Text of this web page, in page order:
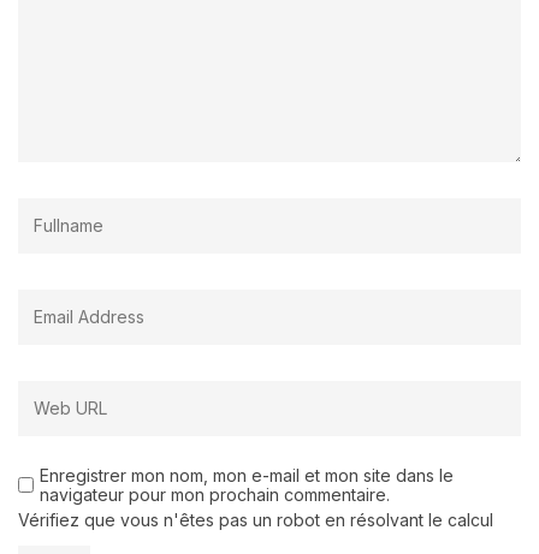
Enregistrer mon nom, mon e-mail et mon site dans le
navigateur pour mon prochain commentaire.
Vérifiez que vous n'êtes pas un robot en résolvant le calcul